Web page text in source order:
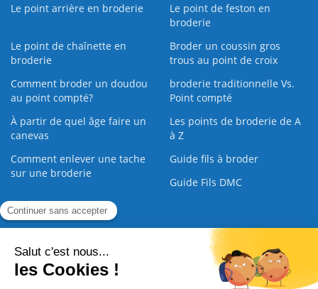
Le point arrière en broderie
Le point de feston en
broderie
Le point de chaînette en
broderie
Broder un coussin gros
trous au point de croix
Comment broder un doudou
au point compté?
broderie traditionnelle Vs.
Point compté
À partir de quel âge faire un
canevas
Les points de broderie de A
à Z
Comment enlever une tache
sur une broderie
Guide fils à broder
Guide Fils DMC
Guide de la Broderie
Nous contacter |